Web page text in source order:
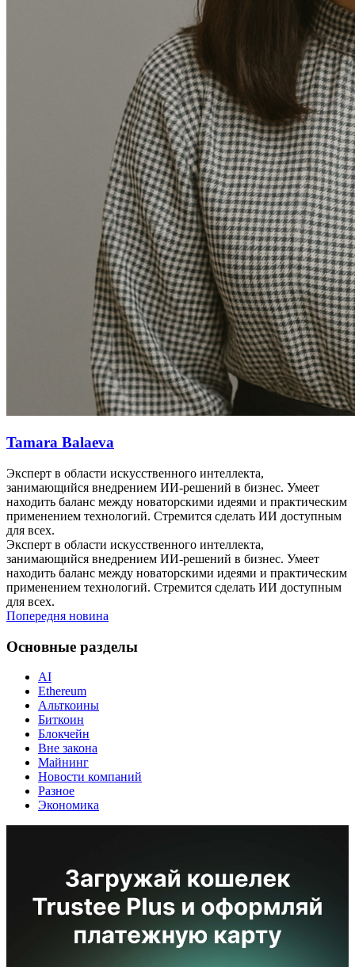
Tamara Balaeva
Эксперт в области искусственного интеллекта,
занимающийся внедрением ИИ-решений в бизнес. Умеет
находить баланс между новаторскими идеями и практическим
применением технологий. Стремится сделать ИИ доступным
для всех.
Эксперт в области искусственного интеллекта,
занимающийся внедрением ИИ-решений в бизнес. Умеет
находить баланс между новаторскими идеями и практическим
применением технологий. Стремится сделать ИИ доступным
для всех.
Попередня новина
Основные разделы
AI
Ethereum
Альткоины
Биткоин
Блокчейн
Вне закона
Майнинг
Новости компаний
Разное
Экономика